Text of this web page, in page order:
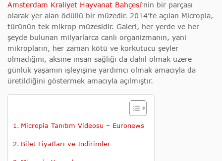
Amsterdam Kraliyet Hayvanat Bahçesi‘nin bir parçası
olarak yer alan ödüllü bir müzedir. 2014’te açılan Micropia,
türünün tek mikrop müzesidir. Galeri, her yerde ve her
şeyde bulunan milyarlarca canlı organizmanın, yani
mikropların, her zaman kötü ve korkutucu şeyler
olmadığını, aksine insan sağlığı da dahil olmak üzere
günlük yaşamın işleyişine yardımcı olmak amacıyla da
üretildiğini göstermek amacıyla açılmıştır.
Micropia Tanıtım Videosu – Euronews
Bilet Fiyatları ve İndirimler